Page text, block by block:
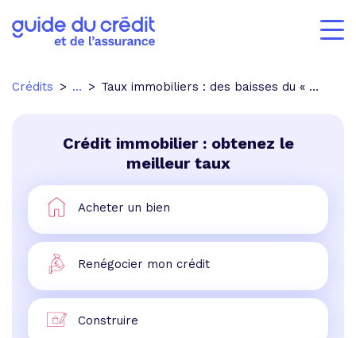
Crédits ... Taux immobiliers : des baisses du « Nord au Sud »
Crédit immobilier : obtenez le
meilleur taux
Acheter un bien
Renégocier mon crédit
Construire